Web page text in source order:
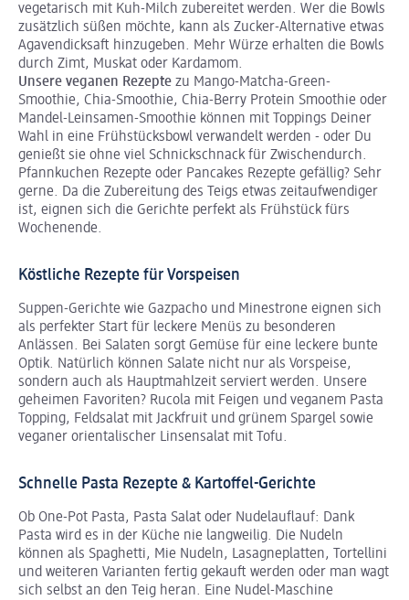
vegetarisch mit Kuh-Milch zubereitet werden. Wer die Bowls
zusätzlich süßen möchte, kann als Zucker-Alternative etwas
Agavendicksaft hinzugeben. Mehr Würze erhalten die Bowls
durch Zimt, Muskat oder Kardamom.
Unsere veganen Rezepte zu Mango-Matcha-Green-
Smoothie, Chia-Smoothie, Chia-Berry Protein Smoothie oder
Mandel-Leinsamen-Smoothie können mit Toppings Deiner
Wahl in eine Frühstücksbowl verwandelt werden - oder Du
genießt sie ohne viel Schnickschnack für Zwischendurch.
Pfannkuchen Rezepte oder Pancakes Rezepte gefällig? Sehr
gerne. Da die Zubereitung des Teigs etwas zeitaufwendiger
ist, eignen sich die Gerichte perfekt als Frühstück fürs
Wochenende.
Köstliche Rezepte für Vorspeisen
Suppen-Gerichte wie Gazpacho und Minestrone eignen sich
als perfekter Start für leckere Menüs zu besonderen
Anlässen. Bei Salaten sorgt Gemüse für eine leckere bunte
Optik. Natürlich können Salate nicht nur als Vorspeise,
sondern auch als Hauptmahlzeit serviert werden. Unsere
geheimen Favoriten? Rucola mit Feigen und veganem Pasta
Topping, Feldsalat mit Jackfruit und grünem Spargel sowie
veganer orientalischer Linsensalat mit Tofu.
Schnelle Pasta Rezepte & Kartoffel-Gerichte
Ob One-Pot Pasta, Pasta Salat oder Nudelauflauf: Dank
Pasta wird es in der Küche nie langweilig. Die Nudeln
können als Spaghetti, Mie Nudeln, Lasagneplatten, Tortellini
und weiteren Varianten fertig gekauft werden oder man wagt
sich selbst an den Teig heran. Eine Nudel-Maschine